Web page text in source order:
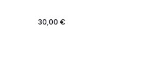
30,00 €